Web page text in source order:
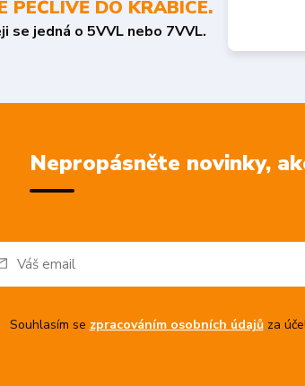
PEČLIVĚ DO KRABICE.
se jedná o 5VVL nebo 7VVL.
Nepropásněte novinky,
Souhlasím se zpracováním osobních údajůza